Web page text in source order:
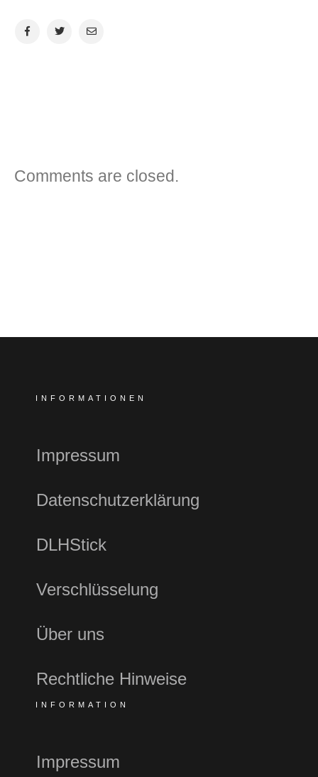
Comments are closed.
INFORMATIONEN
Impressum
Datenschutzerklärung
DLHStick
Verschlüsselung
Über uns
Rechtliche Hinweise
INFORMATION
Impressum